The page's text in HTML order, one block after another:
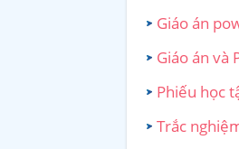
Giáo án
Giáo án và
Phiếu học
Trắc